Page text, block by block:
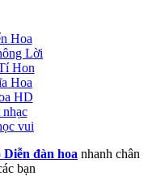
Hoa
Lời
Hon
Hoa
HD
nhạc
vui
đàn hoa nhanh chân
bạn